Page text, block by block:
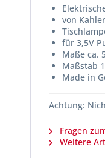
von
für 3,5V
Maße ca.
Maßstab
Made in
Achtung:
Fragen
Weitere